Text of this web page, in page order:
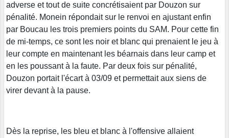
adverse et tout de suite concrétisaient par Douzon sur
pénalité. Monein répondait sur le renvoi en ajustant enfin
par Boucau les trois premiers points du SAM. Pour cette fin
de mi-temps, ce sont les noir et blanc qui prenaient le jeu à
leur compte en maintenant les béarnais dans leur camp et
en les poussant à la faute. Par deux fois sur pénalité,
Douzon portait l'écart à 03/09 et permettait aux siens de
virer devant à la pause.
Dès la reprise, les bleu et blanc à l'offensive allaient